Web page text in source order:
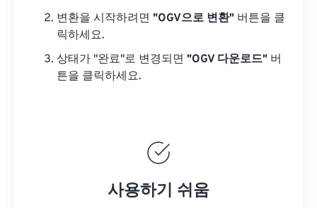
변환을 시작하려면 "OGV으로 변환" 버튼을 클
릭하세요.
상태가 "완료"로 변경되면 "OGV 다운로드" 버
튼을 클릭하세요.
사용하기 쉬움